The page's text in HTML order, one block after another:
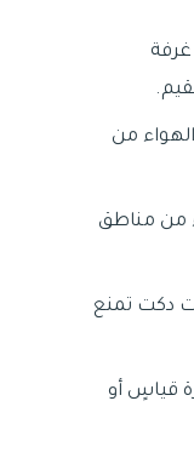
من
من مناطق
دكت تمنع
قياسٍ أو